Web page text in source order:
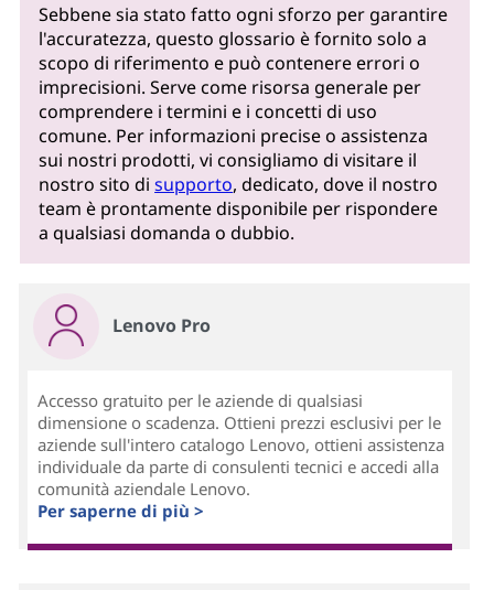
Sebbene sia stato fatto ogni sforzo per garantire
l'accuratezza, questo glossario è fornito solo a
scopo di riferimento e può contenere errori o
imprecisioni. Serve come risorsa generale per
comprendere i termini e i concetti di uso
comune. Per informazioni precise o assistenza
sui nostri prodotti, vi consigliamo di visitare il
nostro sito disupporto, dedicato, dove il nostro
team è prontamente disponibile per rispondere
a qualsiasi domanda o dubbio.
Lenovo Pro
Accesso gratuito per le aziende di qualsiasi
dimensione o scadenza. Ottieni prezzi esclusivi per le
aziende sull'intero catalogo Lenovo, ottieni assistenza
individuale da parte di consulenti tecnici e accedi alla
comunità aziendale Lenovo.
Per saperne di più >